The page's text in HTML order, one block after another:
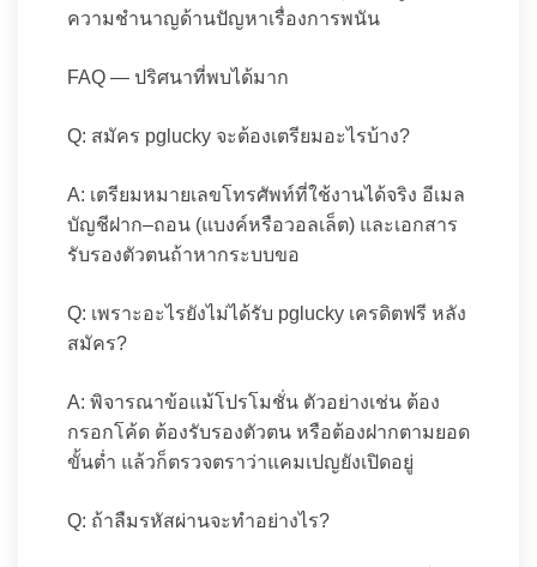
ความชำนาญด้านปัญหาเรื่องการพนัน
FAQ — ปริศนาที่พบได้มาก
Q: สมัคร pglucky จะต้องเตรียมอะไรบ้าง?
A: เตรียมหมายเลขโทรศัพท์ที่ใช้งานได้จริง อีเมล
บัญชีฝาก–ถอน (แบงค์หรือวอลเล็ต) และเอกสาร
รับรองตัวตนถ้าหากระบบขอ
Q: เพราะอะไรยังไม่ได้รับ pglucky เครดิตฟรี หลัง
สมัคร?
A: พิจารณาข้อแม้โปรโมชั่น ตัวอย่างเช่น ต้อง
กรอกโค้ด ต้องรับรองตัวตน หรือต้องฝากตามยอด
ขั้นต่ำ แล้วก็ตรวจตราว่าแคมเปญยังเปิดอยู่
Q: ถ้าลืมรหัสผ่านจะทำอย่างไร?